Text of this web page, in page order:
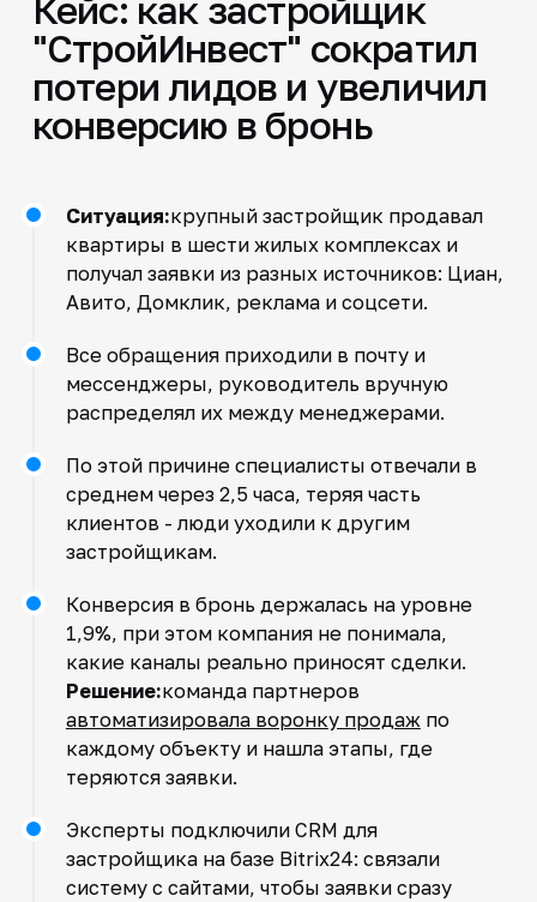
Кейс: как застройщик
"СтройИнвест" сократил
потери лидов и увеличил
конверсию в бронь
Ситуация:крупный застройщик продавал
квартиры в шести жилых комплексах и
получал заявки из разных источников: Циан,
Авито, Домклик, реклама и соцсети.
Все обращения приходили в почту и
мессенджеры, руководитель вручную
распределял их между менеджерами.
По этой причине специалисты отвечали в
среднем через 2,5 часа, теряя часть
клиентов - люди уходили к другим
застройщикам.
Конверсия в бронь держалась на уровне
1,9%, при этом компания не понимала,
какие каналы реально приносят сделки.
Решение:команда партнеров
автоматизировала воронку продажпо
каждому объекту и нашла этапы, где
теряются заявки.
Эксперты подключили CRM для
застройщика на базе Bitrix24: связали
систему с сайтами, чтобы заявки сразу